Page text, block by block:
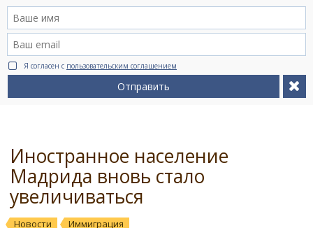
Видео Ruso.TV
BCN life
Сервис на немецком
Я согласен с пользовательским соглашением
Отправить
Иностранное население
Мадрида вновь стало
увеличиваться
Новости Иммиграция